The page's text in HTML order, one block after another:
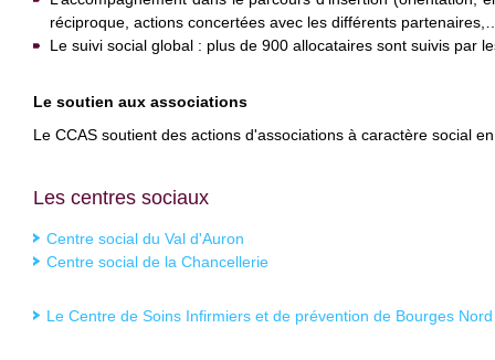
réciproque, actions concertées avec les différents
Le suivi social global : plus de 900 allocataires sont suivis par
Le soutien aux associations
Le CCAS soutient des actions d'associations à caractère social
Les centres sociaux
Centre social du Val d'Auron
Centre social de la Chancellerie
Le Centre de Soins Infirmiers et de prévention de Bourges Nord